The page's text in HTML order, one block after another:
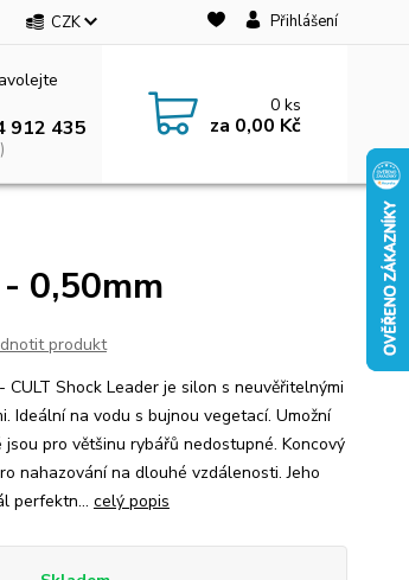
CZK Přihlášení
912 435
0ks
za 0,00 Kč
0,50mm
produkt
CULT Shock Leader je silon s neuvěřitelnými
Ideální na vodu s bujnou vegetací. Umožní
pro většinu rybářů nedostupné. Koncový
nahazování na dlouhé vzdálenosti. Jeho
perfektn... celý popis